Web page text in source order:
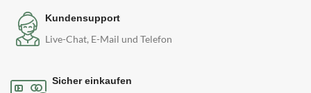
Kundensupport
Live-Chat, E-Mail und Telefon
Sicher einkaufen